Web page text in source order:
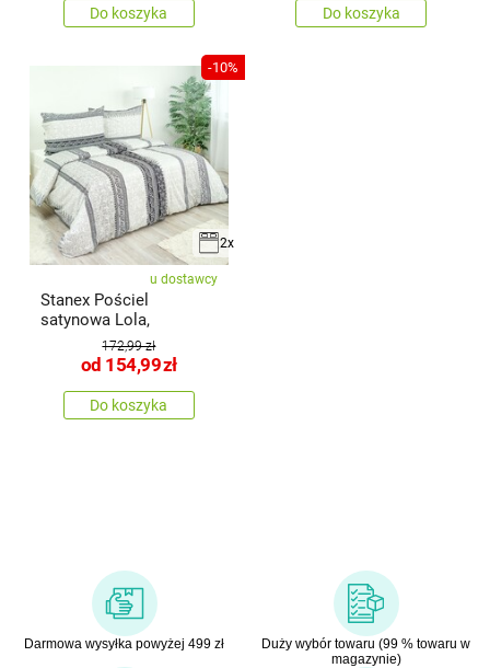
Do koszyka Do koszyka
-10%
2x
u dostawcy
Stanex Pościel
satynowa Lola,
172,99 zł
od 154,99zł
Do koszyka
Darmowa wysyłka powyżej 499 zł
Duży wybór towaru (99 % towaru w
magazynie)